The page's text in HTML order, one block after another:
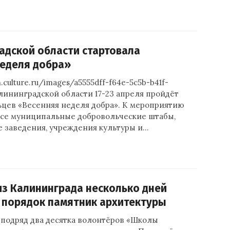
области стартовала
добра»
images/a5555dff-f64e-5c5b-b41f-
области 17-23 апреля пройдёт
«Весенняя неделя добра». К мероприятию
муниципальные добровольческие штабы,
учреждения культуры и…
Калининграда несколько дней
памятник архитектуры
два десятка волонтёров «Школы